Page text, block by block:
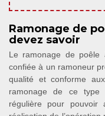
Ramonage de
devez savoir
Le ramonage de
confiée à un ramoneur
qualité et conforme
ramonage de ce type
régulière pour pouvoir